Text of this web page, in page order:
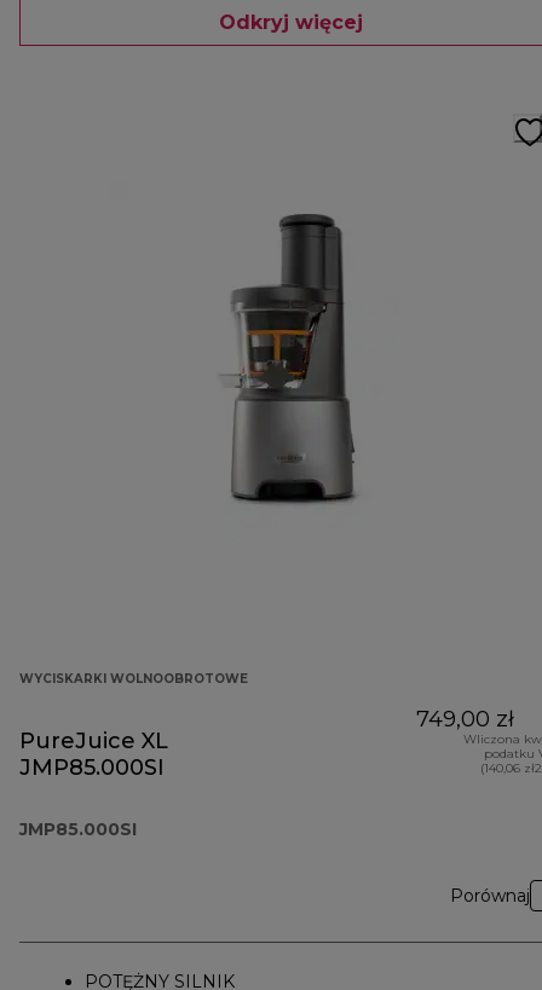
Odkryj więcej
WYCISKARKI WOLNOOBROTOWE
PureJuice XL
JMP85.000SI
JMP85.000SI
749,00 zł
Wliczona
podatku
(140,06
Porównaj
POTĘŻNY SILNIK